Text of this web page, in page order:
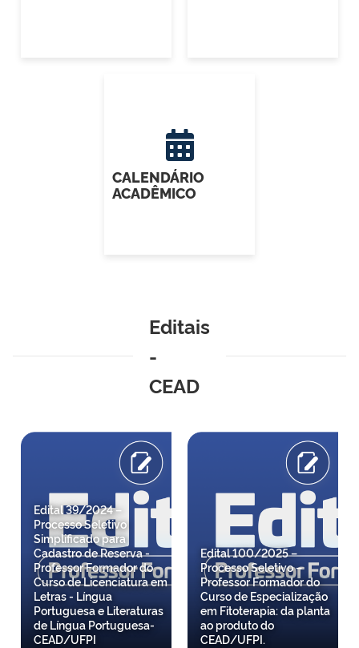
CALENDÁRIO
ACADÊMICO
Editais
-
CEAD
Edital 39/2024 –
Processo Seletivo
Simplificado para
Cadastro de Reserva -
Professor Formador do
Curso de Licenciatura em
Letras - Língua
Portuguesa e Literaturas
de Língua Portuguesa-
CEAD/UFPI
Edital 100/2025 –
Processo Seletivo –
Professor Formador do
Curso de Especialização
em Fitoterapia: da planta
ao produto do
CEAD/UFPI.